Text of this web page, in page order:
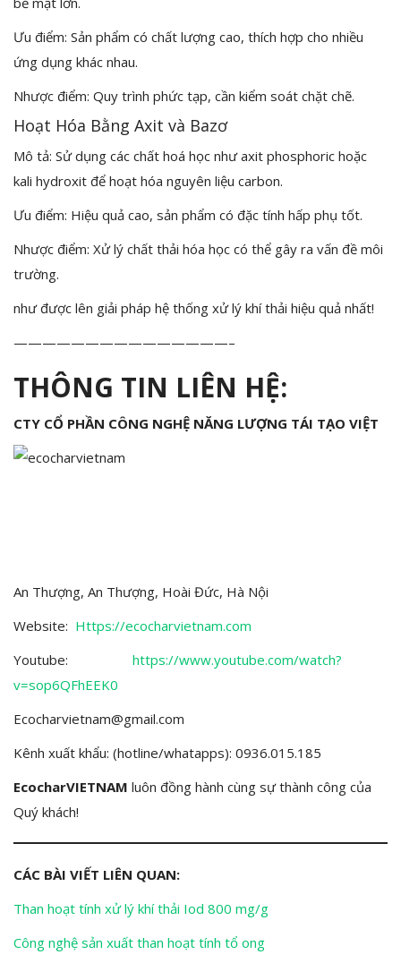
Ưu điểm: Sản phẩm có chất lượng cao, thích hợp cho nhiều
ứng dụng khác nhau.
Nhược điểm: Quy trình phức tạp, cần kiểm soát chặt chẽ.
Hoạt Hóa Bằng Axit và Bazơ
Mô tả: Sử dụng các chất hoá học như axit phosphoric hoặc
kali hydroxit để hoạt hóa nguyên liệu carbon.
Ưu điểm: Hiệu quả cao, sản phẩm có đặc tính hấp phụ tốt.
Nhược điểm: Xử lý chất thải hóa học có thể gây ra vấn đề môi
trường.
như được lên giải pháp hệ thống xử lý khí thải hiệu quả nhất!
———————————————–
THÔNG TIN LIÊN HỆ:
CTY CỔ PHẦN CÔNG NGHỆ NĂNG LƯỢNG TÁI TẠO VIỆT
An Thượng, An Thượng, Hoài Đức, Hà Nội
Website: Https://ecocharvietnam.com
Youtube: https://www.youtube.com/watch?
v=sop6QFhEEK0
Ecocharvietnam@gmail.com
Kênh xuất khẩu: (hotline/whatapps): 0936.015.185
EcocharVIETNAM luôn đồng hành cùng sự thành công của
Quý khách!
CÁC BÀI VIẾT LIÊN QUAN:
Than hoạt tính xử lý khí thải Iod 800 mg/g
Công nghệ sản xuất than hoạt tính tổ ong